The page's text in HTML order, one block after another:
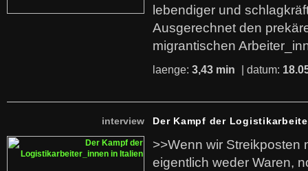
lebendiger und
Ausgerechnet den
migrantischen
laenge: 3,43 min | datum:
interview Der Kampf der
>>Wenn wir Streikposten
eigentlich weder Waren,